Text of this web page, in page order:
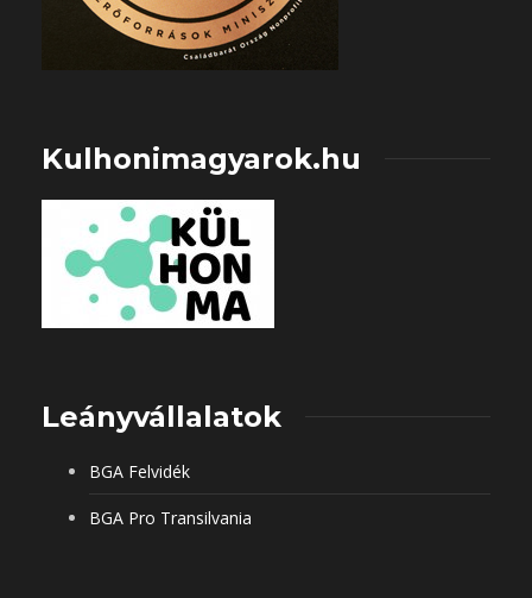
Kulhonimagyarok.hu
Leányvállalatok
BGA Felvidék
BGA Pro Transilvania